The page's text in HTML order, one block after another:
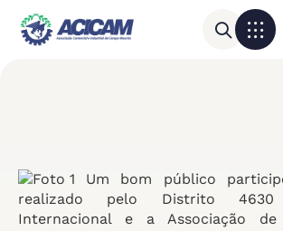
Um bom público
realizado pelo Distrito
Internacional e a Associação